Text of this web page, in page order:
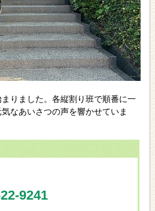
りました。各縦割り班で順番に一
なあいさつの声を響かせていま
9241